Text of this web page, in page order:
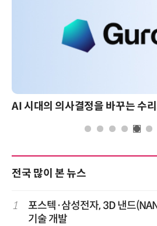
전국 많이 본 뉴스
1
포스텍·삼성전자, 3D 낸드
기술 개발